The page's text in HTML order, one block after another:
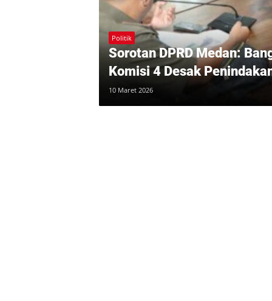
Politik
Sorotan DPRD Medan:
Komisi 4 Desak
10 Maret 2026